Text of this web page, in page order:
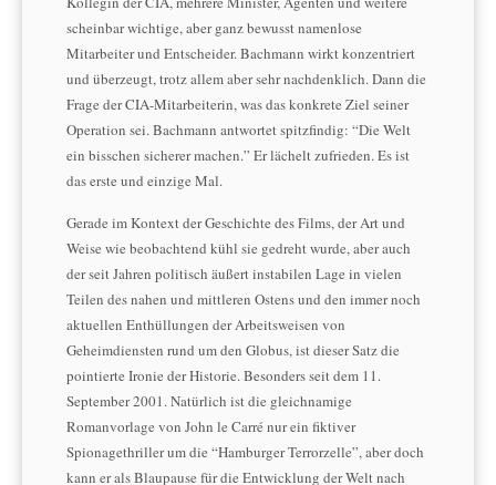
scheinbar wichtige, aber ganz bewusst namenlose
Mitarbeiter und Entscheider. Bachmann wirkt konzentriert
und überzeugt, trotz allem aber sehr nachdenklich. Dann die
Frage der CIA-Mitarbeiterin, was das konkrete Ziel seiner
Operation sei. Bachmann antwortet spitzfindig: “Die Welt
ein bisschen sicherer machen.” Er lächelt zufrieden. Es ist
das erste und einzige Mal.
Gerade im Kontext der Geschichte des Films, der Art und
Weise wie beobachtend kühl sie gedreht wurde, aber auch
der seit Jahren politisch äußert instabilen Lage in vielen
Teilen des nahen und mittleren Ostens und den immer noch
aktuellen Enthüllungen der Arbeitsweisen von
Geheimdiensten rund um den Globus, ist dieser Satz die
pointierte Ironie der Historie. Besonders seit dem 11.
September 2001. Natürlich ist die gleichnamige
Romanvorlage von John le Carré nur ein fiktiver
Spionagethriller um die “Hamburger Terrorzelle”, aber doch
kann er als Blaupause für die Entwicklung der Welt nach